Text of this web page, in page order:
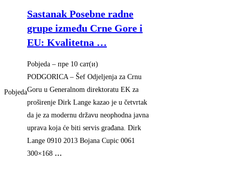
Pobjeda
Sastanak Posebne radne
grupe između Crne Gore i
EU: Kvalitetna …
Pobjeda – ‎пре 10 сат(и)‎
PODGORICA – Šef Odjeljenja za Crnu
Goru u Generalnom direktoratu EK za
proširenje Dirk Lange kazao je u četvrtak
da je za modernu državu neophodna javna
uprava koja će biti servis građana. Dirk
Lange 0910 2013 Bojana Cupic 0061
300×168 …